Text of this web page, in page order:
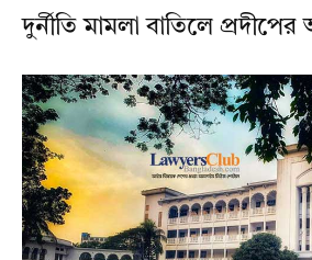
দুর্নীতি মামলা বাতিলে